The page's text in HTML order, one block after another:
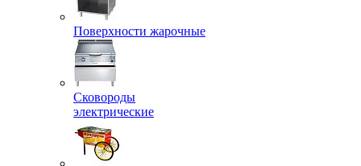
Поверхности жарочные
Сковороды
электрические